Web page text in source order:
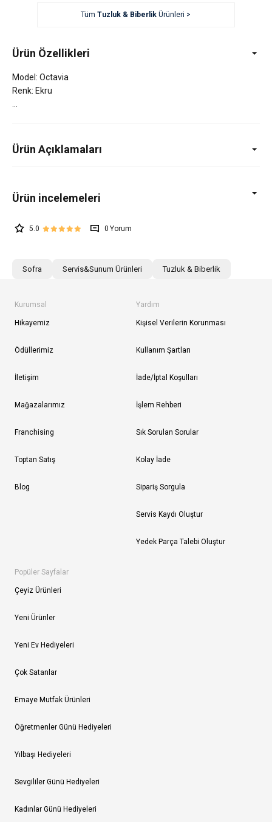
TümTuzluk & Biberlik Ürünleri >
Ürün Özellikleri
Model: Octavia
Renk: Ekru
Ürün Açıklamaları
5.0 0
Sofra Servis&Sunum Ürünleri Tuzluk & Biberlik
Kurumsal
Hikayemiz
Ödüllerimiz
İletişim
Mağazalarımız
Franchising
Toptan Satış
Blog
Yardım
Kişisel Verilerin Korunması
Kullanım Şartları
İade/İptal Koşulları
İşlem Rehberi
Sık Sorulan Sorular
Kolay İade
Sipariş Sorgula
Servis Kaydı Oluştur
Yedek Parça Talebi Oluştur
Popüler Sayfalar
Çeyiz Ürünleri
Yeni Ürünler
Yeni Ev Hediyeleri
Çok Satanlar
Emaye Mutfak Ürünleri
Öğretmenler Günü Hediyeleri
Yılbaşı Hediyeleri
Sevgililer Günü Hediyeleri
Kadınlar Günü Hediyeleri